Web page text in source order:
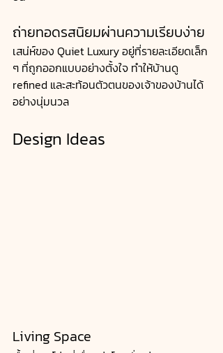
ถ่ายทอดรสนิยมผ่านความเรียบง่าย
เสน่ห์ของ Quiet Luxury อยู่ที่รายละเอียดเล็ก
ๆ ที่ถูกออกแบบอย่างตั้งใจ ทำให้บ้านดู
refined และสะท้อนตัวตนของเจ้าของบ้านได้
อย่างนุ่มนวล
Design Ideas
Living Space